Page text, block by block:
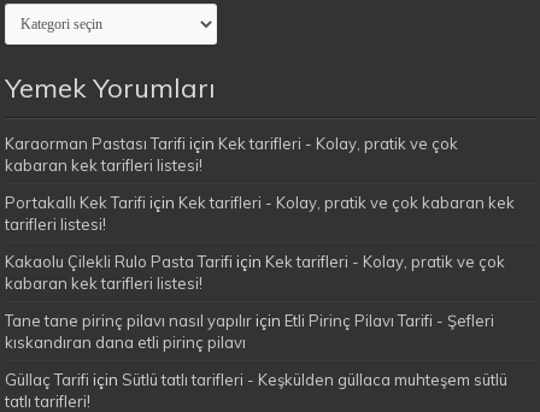
Evimin
Yemekleri
Kategoriler
Yemek Yorumları
Karaorman Pastası Tarifi için Kek tarifleri - Kolay, pratik ve çok
kabaran kek tarifleri listesi!
Portakallı Kek Tarifi için Kek tarifleri - Kolay, pratik ve çok kabaran kek
tarifleri listesi!
Kakaolu Çilekli Rulo Pasta Tarifi için Kek tarifleri - Kolay, pratik ve çok
kabaran kek tarifleri listesi!
Tane tane pirinç pilavı nasıl yapılır için Etli Pirinç Pilavı Tarifi - Şefleri
kıskandıran dana etli pirinç pilavı
Güllaç Tarifi için Sütlü tatlı tarifleri - Keşkülden güllaca muhteşem sütlü
tatlı tarifleri!